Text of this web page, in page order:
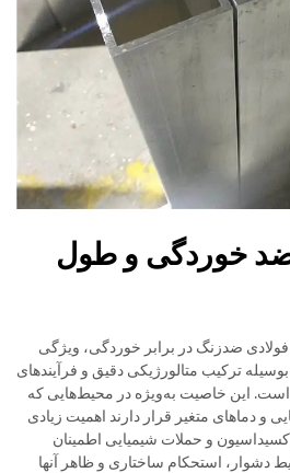
ضد خوردگی و طول
ضدزنگ در برابر خوردگی، ویژگی
ترکیب متالورژیکی دقیق و فرآیندهای
است. این خاصیت به‌ویژه در محیط‌هایی که
دماهای متغیر قرار دارند اهمیت زیادی
و حملات شیمیایی اطمینان
استحکام ساختاری و ظاهر آنها